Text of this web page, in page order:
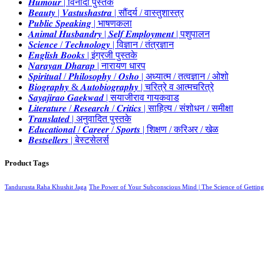
𝑯𝒖𝒎𝒐𝒖𝒓 | विनोदी पुस्तके
𝑩𝒆𝒂𝒖𝒕𝒚 | 𝑽𝒂𝒔𝒕𝒖𝒔𝒉𝒂𝒔𝒕𝒓𝒂 | सौंदर्य / वास्तुशास्त्र
𝑷𝒖𝒃𝒍𝒊𝒄 𝑺𝒑𝒆𝒂𝒌𝒊𝒏𝒈 | भाषणकला
𝑨𝒏𝒊𝒎𝒂𝒍 𝑯𝒖𝒔𝒃𝒂𝒏𝒅𝒓𝒚 | 𝑺𝒆𝒍𝒇 𝑬𝒎𝒑𝒍𝒐𝒚𝒎𝒆𝒏𝒕 | पशुपालन
𝑺𝒄𝒊𝒆𝒏𝒄𝒆 / 𝑻𝒆𝒄𝒉𝒏𝒐𝒍𝒐𝒈𝒚 | विज्ञान / तंत्रज्ञान
𝑬𝒏𝒈𝒍𝒊𝒔𝒉 𝑩𝒐𝒐𝒌𝒔 | इंग्रजी पुस्तके
𝑵𝒂𝒓𝒂𝒚𝒂𝒏 𝑫𝒉𝒂𝒓𝒂𝒑 | नारायण धारप
𝑺𝒑𝒊𝒓𝒊𝒕𝒖𝒂𝒍 / 𝑷𝒉𝒊𝒍𝒐𝒔𝒐𝒑𝒉𝒚 / 𝑶𝒔𝒉𝒐 | अध्यात्म / तत्वज्ञान / ओशो
𝑩𝒊𝒐𝒈𝒓𝒂𝒑𝒉𝒚 & 𝑨𝒖𝒕𝒐𝒃𝒊𝒐𝒈𝒓𝒂𝒑𝒉𝒚 | चरित्रे व आत्मचरित्रे
𝑺𝒂𝒚𝒂𝒋𝒊𝒓𝒂𝒐 𝑮𝒂𝒆𝒌𝒘𝒂𝒅 | सयाजीराव गायकवाड
𝑳𝒊𝒕𝒆𝒓𝒂𝒕𝒖𝒓𝒆 / 𝑹𝒆𝒔𝒆𝒂𝒓𝒄𝒉 / 𝑪𝒓𝒊𝒕𝒊𝒄𝒔 | साहित्य / संशोधन / समीक्षा
𝑻𝒓𝒂𝒏𝒔𝒍𝒂𝒕𝒆𝒅 | अनुवादित पुस्तके
𝑬𝒅𝒖𝒄𝒂𝒕𝒊𝒐𝒏𝒂𝒍 / 𝑪𝒂𝒓𝒆𝒆𝒓 / 𝑺𝒑𝒐𝒓𝒕𝒔 | शिक्षण / करिअर / खेळ
𝑩𝒆𝒔𝒕𝒔𝒆𝒍𝒍𝒆𝒓𝒔 | बेस्टसेलर्स
Product Tags
Tandurusta Raha Khushit Jaga The Power of Your Subconscious Mind | The Science of